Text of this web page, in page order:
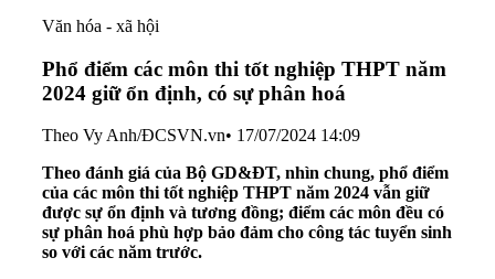
Văn hóa - xã hội
Phổ điểm các môn thi tốt nghiệp THPT năm
2024 giữ ổn định, có sự phân hoá
Theo Vy Anh/ĐCSVN.vn• 17/07/2024 14:09
Theo đánh giá của Bộ GD&ĐT, nhìn chung, phổ điểm
của các môn thi tốt nghiệp THPT năm 2024 vẫn giữ
được sự ổn định và tương đồng; điểm các môn đều có
sự phân hoá phù hợp bảo đảm cho công tác tuyển sinh
so với các năm trước.